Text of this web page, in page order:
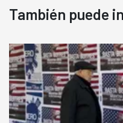
También puede